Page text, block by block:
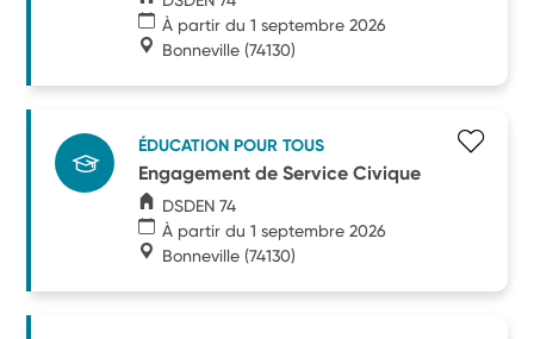
À partir du 1 septembre 2026
Bonneville (74130)
ÉDUCATION POUR TOUS
Engagement de Service Civique
DSDEN 74
À partir du 1 septembre 2026
Bonneville (74130)